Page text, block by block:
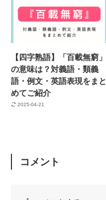
【四字熟語】「百載無窮」
の意味は？対義語・類義
語・例文・英語表現をまと
めてご紹介
2025-04-21
コメント